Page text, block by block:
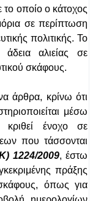
οποίο ο κάτοχος
σε περίπτωση
πολιτικής. Το
άδεια αλιείας σε
σκάφους.
άρθρα, κρίνω ότι
μέσω
κριθεί ένοχο σε
που τάσσονται
1224/2009, έστω
πράξης
όπως για